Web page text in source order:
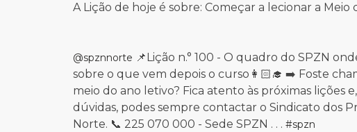
A Lição de hoje é sobre: Começar a lecionar a Meio
@spznnorte 📌Lição n.° 100 - O quadro do SPZN
sobre o que vem depois o curso👩🏻‍🎓 ➡️ Foste
meio do ano letivo? Fica atento às próximas lições
dúvidas, podes sempre contactar o Sindicato dos
Norte. 📞 225 070 000 - Sede SPZN . . . #spzn